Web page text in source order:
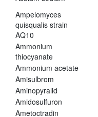
Ampelomyces
quisqualis strain
AQ10
Ammonium
thiocyanate
Ammonium acetate
Amisulbrom
Aminopyralid
Amidosulfuron
Ametoctradin